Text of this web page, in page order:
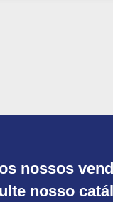
nossos
nosso